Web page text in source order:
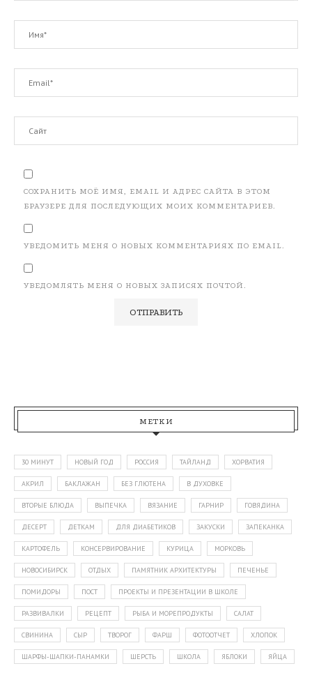
СОХРАНИТЬ МОЁ ИМЯ, EMAIL И АДРЕС САЙТА В ЭТОМ
БРАУЗЕРЕ ДЛЯ ПОСЛЕДУЮЩИХ МОИХ КОММЕНТАРИЕВ.
УВЕДОМИТЬ МЕНЯ О НОВЫХ КОММЕНТАРИЯХ ПО EMAIL.
УВЕДОМЛЯТЬ МЕНЯ О НОВЫХ ЗАПИСЯХ ПОЧТОЙ.
МЕТКИ
30 МИНУТ НОВЫЙ ГОД РОССИЯ ТАЙЛАНД ХОРВАТИЯ
АКРИЛ БАКЛАЖАН БЕЗ ГЛЮТЕНА В ДУХОВКЕ
ВТОРЫЕ БЛЮДА ВЫПЕЧКА ВЯЗАНИЕ ГАРНИР ГОВЯДИНА
ДЕСЕРТ ДЕТКАМ ДЛЯ ДИАБЕТИКОВ ЗАКУСКИ ЗАПЕКАНКА
КАРТОФЕЛЬ КОНСЕРВИРОВАНИЕ КУРИЦА МОРКОВЬ
НОВОСИБИРСК ОТДЫХ ПАМЯТНИК АРХИТЕКТУРЫ ПЕЧЕНЬЕ
ПОМИДОРЫ ПОСТ ПРОЕКТЫ И ПРЕЗЕНТАЦИИ В ШКОЛЕ
РАЗВИВАЛКИ РЕЦЕПТ РЫБА И МОРЕПРОДУКТЫ САЛАТ
СВИНИНА СЫР ТВОРОГ ФАРШ ФОТООТЧЕТ ХЛОПОК
ШАРФЫ-ШАПКИ-ПАНАМКИ ШЕРСТЬ ШКОЛА ЯБЛОКИ ЯЙЦА